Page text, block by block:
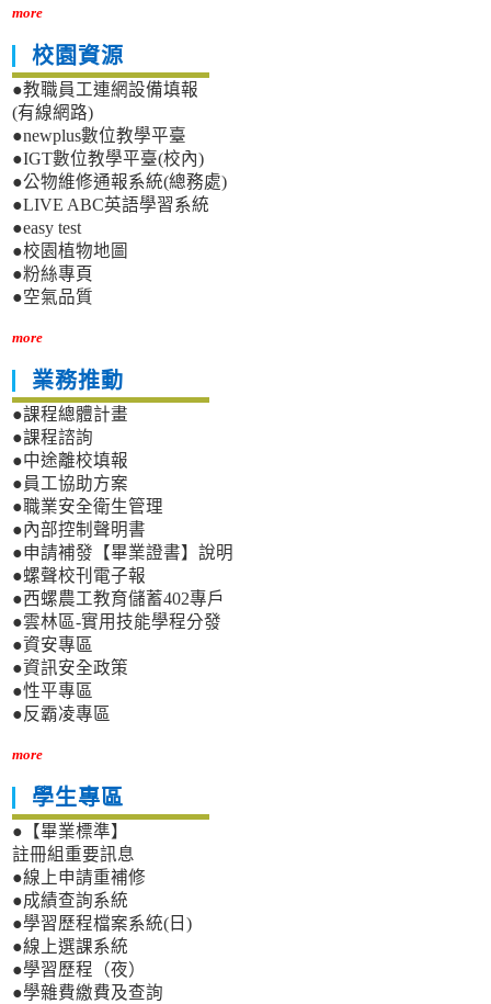
more
校園資源
●教職員工連網設備填報
(有線網路)
●newplus數位教學平臺
●IGT數位教學平臺(校內)
●公物維修通報系統(總務處)
●LIVE ABC英語學習系統
●easy test
●校園植物地圖
●粉絲專頁
●空氣品質
more
業務推動
●課程總體計畫
●課程諮詢
●中途離校填報
●員工協助方案
●職業安全衛生管理
●內部控制聲明書
●申請補發【畢業證書】說明
●螺聲校刊電子報
●西螺農工教育儲蓄402專戶
●雲林區-實用技能學程分發
●資安專區
●資訊安全政策
●性平專區
●反霸凌專區
more
學生專區
●【畢業標準】
註冊組重要訊息
●線上申請重補修
●成績查詢系統
●學習歷程檔案系統(日)
●線上選課系統
●學習歷程（夜）
●學雜費繳費及查詢